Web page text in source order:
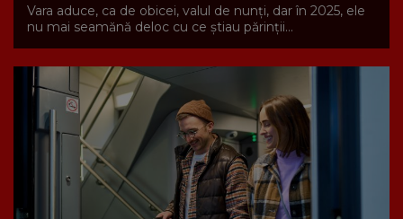
Vara aduce, ca de obicei, valul de nunți, dar în 2025, ele
nu mai seamănă deloc cu ce știau părinții...